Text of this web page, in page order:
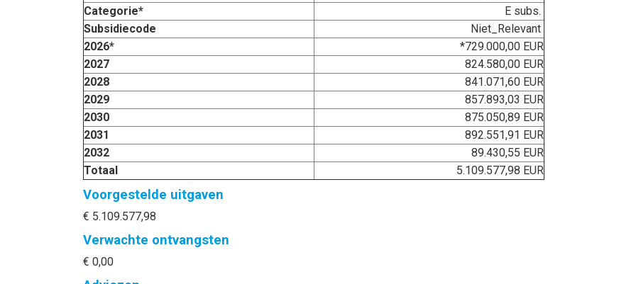
Categorie*
E subs.
Subsidiecode
Niet_Relevant
2026*
*729.000,00 EUR
2027
824.580,00 EUR
2028
841.071,60 EUR
2029
857.893,03 EUR
2030
875.050,89 EUR
2031
892.551,91 EUR
2032
89.430,55 EUR
Totaal
5.109.577,98 EUR
Voorgestelde uitgaven
€ 5.109.577,98
Verwachte ontvangsten
€ 0,00